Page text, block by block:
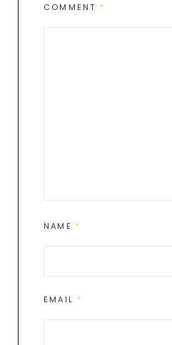
COMMENT *
NAME *
EMAIL *